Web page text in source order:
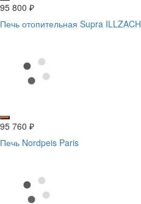
95 800 ₽
Печь отопительная Supra ILLZACH
95 760 ₽
Печь Nordpeis Paris